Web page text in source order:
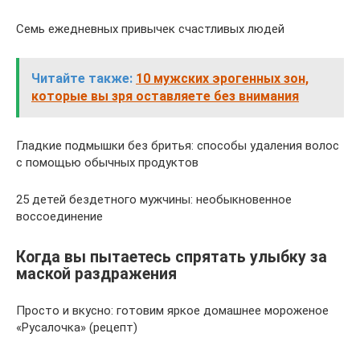
Семь ежедневных привычек счастливых людей
Читайте также: 10 мужских эрогенных зон,
которые вы зря оставляете без внимания
Гладкие подмышки без бритья: способы удаления волос
с помощью обычных продуктов
25 детей бездетного мужчины: необыкновенное
воссоединение
Когда вы пытаетесь спрятать улыбку за
маской раздражения
Просто и вкусно: готовим яркое домашнее мороженое
«Русалочка» (рецепт)